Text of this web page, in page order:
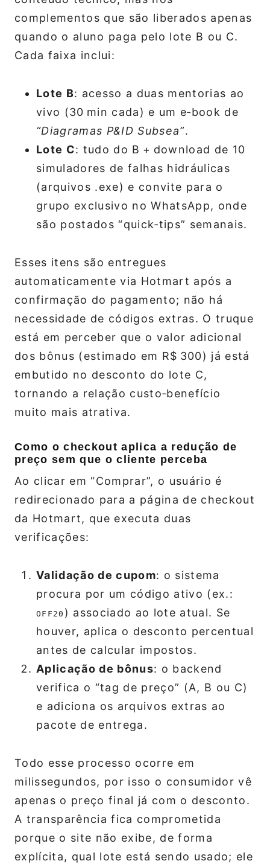
complementos que são liberados apenas
quando o aluno paga pelo lote B ou C.
Cada faixa inclui:
Lote B: acesso a duas mentorias ao
vivo (30 min cada) e um e‑book de
“Diagramas P&ID Subsea”.
Lote C: tudo do B + download de 10
simuladores de falhas hidráulicas
(arquivos .exe) e convite para o
grupo exclusivo no WhatsApp, onde
são postados “quick‑tips” semanais.
Esses itens são entregues
automaticamente via Hotmart após a
confirmação do pagamento; não há
necessidade de códigos extras. O truque
está em perceber que o valor adicional
dos bônus (estimado em R$ 300) já está
embutido no desconto do lote C,
tornando a relação custo‑benefício
muito mais atrativa.
Como o checkout aplica a redução de
preço sem que o cliente perceba
Ao clicar em “Comprar”, o usuário é
redirecionado para a página de checkout
da Hotmart, que executa duas
verificações:
Validação de cupom: o sistema
procura por um código ativo (ex.:
OFF20 ) associado ao lote atual. Se
houver, aplica o desconto percentual
antes de calcular impostos.
Aplicação de bônus: o backend
verifica o “tag de preço” (A, B ou C)
e adiciona os arquivos extras ao
pacote de entrega.
Todo esse processo ocorre em
milissegundos, por isso o consumidor vê
apenas o preço final já com o desconto.
A transparência fica comprometida
porque o site não exibe, de forma
explícita, qual lote está sendo usado; ele